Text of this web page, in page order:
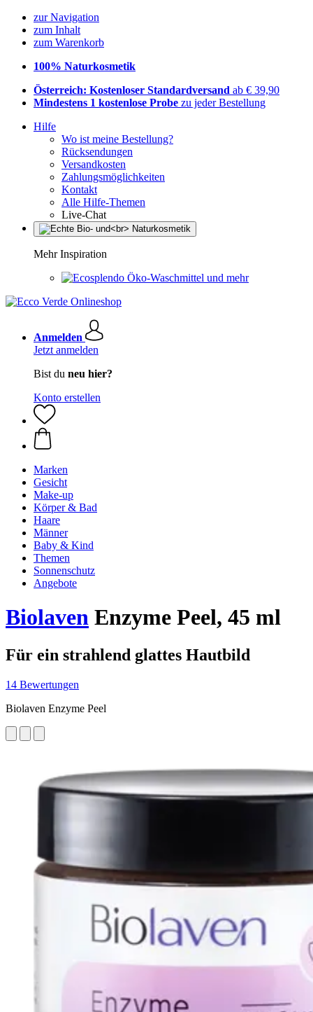
zur Navigation
zum Inhalt
zum Warenkorb
100% Naturkosmetik
Österreich: Kostenloser Standardversand ab € 39,90
Mindestens 1 kostenlose Probe zu jeder Bestellung
Hilfe
Wo ist meine Bestellung?
Rücksendungen
Versandkosten
Zahlungsmöglichkeiten
Kontakt
Alle Hilfe-Themen
Live-Chat
Mehr Inspiration
Öko-Waschmittel und mehr
Anmelden
Jetzt anmelden
Bist du neu hier?
Konto erstellen
Marken
Gesicht
Make-up
Körper & Bad
Haare
Männer
Baby & Kind
Themen
Sonnenschutz
Angebote
Biolaven Enzyme Peel, 45 ml
Für ein strahlend glattes Hautbild
14 Bewertungen
Biolaven Enzyme Peel